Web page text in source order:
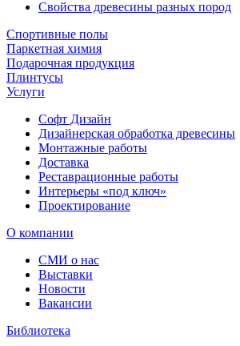
Свойства древесины разных пород
Спортивные полы
Паркетная химия
Подарочная продукция
Плинтусы
Услуги
Софт Дизайн
Дизайнерская обработка древесины
Монтажные работы
Доставка
Реставрационные работы
Интерьеры «под ключ»
Проектирование
О компании
СМИ о нас
Выставки
Новости
Вакансии
Библиотека